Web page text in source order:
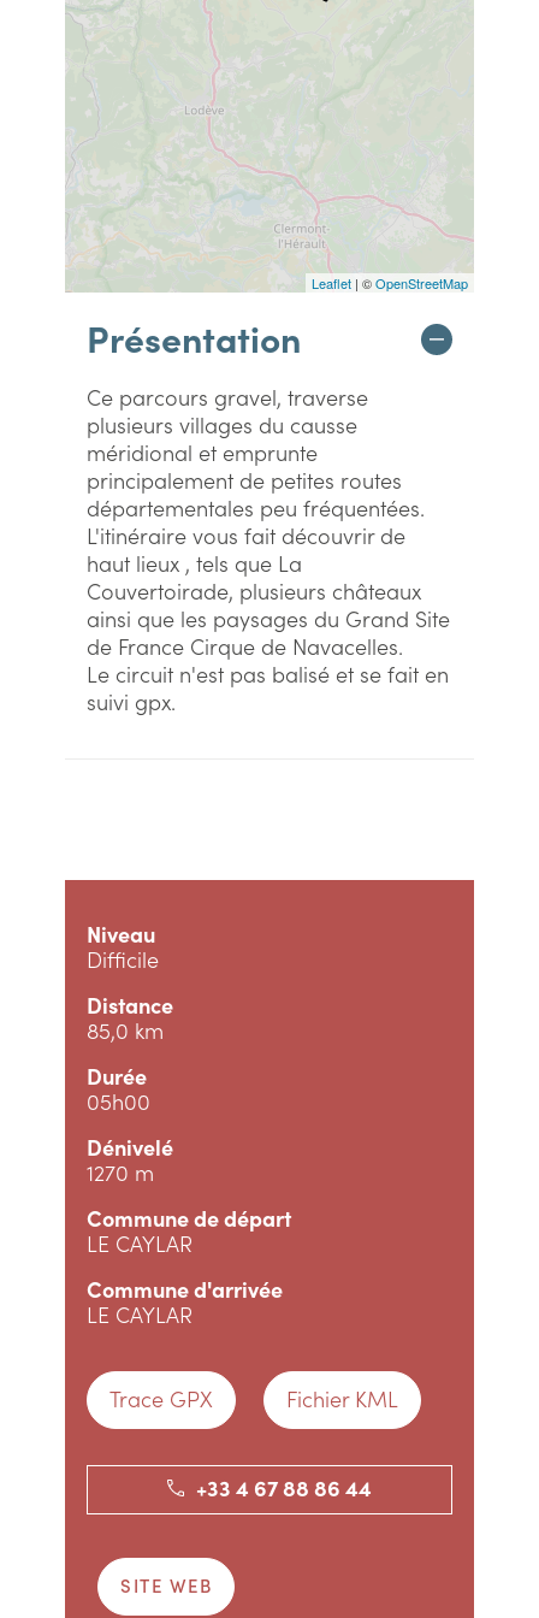
Leaflet | ©OpenStreetMap
Présentation
Ce parcours gravel, traverse
plusieurs villages du causse
méridional et emprunte
principalement de petites routes
départementales peu fréquentées.
L'itinéraire vous fait découvrir de
haut lieux , tels que La
Couvertoirade, plusieurs châteaux
ainsi que les paysages du Grand Site
de France Cirque de Navacelles.
Le circuit n'est pas balisé et se fait en
suivi gpx.
Niveau
Difficile
Distance
85,0 km
Durée
05h00
Dénivelé
1270 m
Commune de départ
LE CAYLAR
Commune d'arrivée
LE CAYLAR
Trace GPX Fichier KML
+33 4 67 88 86 44
SITE WEB